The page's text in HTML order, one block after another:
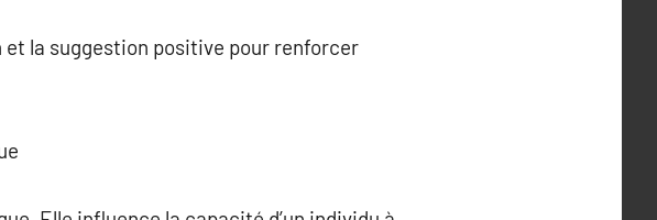
la suggestion positive pour renforcer